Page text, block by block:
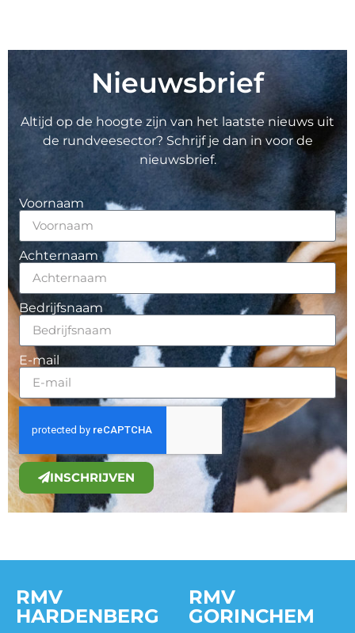
Nieuwsbrief
Altijd op de hoogte zijn van het laatste nieuws uit
de rundveesector? Schrijf je dan in voor de
nieuwsbrief.
Voornaam
Achternaam
Bedrijfsnaam
E-mail
INSCHRIJVEN
RMV
HARDENBERG
RMV
GORINCHEM